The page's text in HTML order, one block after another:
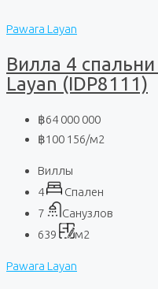
Pawara Layan
Вилла 4
Layan (IDP8111)
฿64 000 000
฿100 156/м2
Виллы
4
Спален
7
Санузлов
639
м2
Pawara Layan